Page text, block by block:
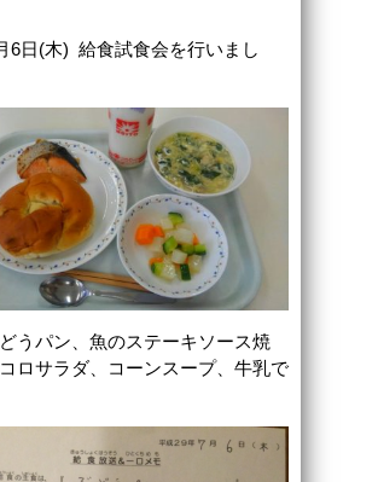
6日(木) 給食試食会を行いまし
うパン、魚のステーキソース焼
ロサラダ、コーンスープ、牛乳で